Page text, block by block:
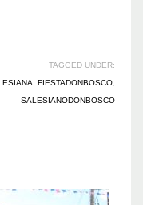
TAGGED UNDER:
FIESTADONBOSCO
SALESIANODONBOSCO